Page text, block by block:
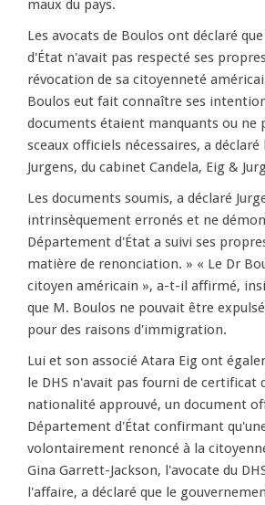
maux du pays.
Les avocats de Boulos ont déclaré
d'État n'avait pas respecté ses
révocation de sa citoyenneté
Boulos eut fait connaître ses
documents étaient manquants ou ne
sceaux officiels nécessaires, a déclaré
Jurgens, du cabinet Candela, Eig &
Les documents soumis, a déclaré
intrinsèquement erronés et ne
Département d'État a suivi ses
matière de renonciation. » « Le Dr
citoyen américain », a-t-il affirmé,
que M. Boulos ne pouvait être
pour des raisons d'immigration.
Lui et son associé Atara Eig ont
le DHS n'avait pas fourni de certificat
nationalité approuvé, un document
Département d'État confirmant
volontairement renoncé à la
Gina Garrett-Jackson, l'avocate du
l'affaire, a déclaré que le